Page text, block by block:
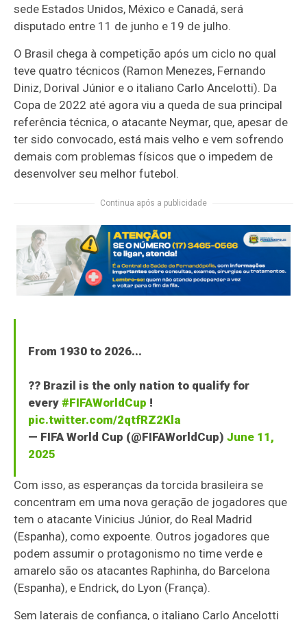
sede Estados Unidos, México e Canadá, será
disputado entre 11 de junho e 19 de julho.
O Brasil chega à competição após um ciclo no qual
teve quatro técnicos (Ramon Menezes, Fernando
Diniz, Dorival Júnior e o italiano Carlo Ancelotti). Da
Copa de 2022 até agora viu a queda de sua principal
referência técnica, o atacante Neymar, que, apesar de
ter sido convocado, está mais velho e vem sofrendo
demais com problemas físicos que o impedem de
desenvolver seu melhor futebol.
Continua após a publicidade
From 1930 to 2026...
?? Brazil is the only nation to qualify for
every #FIFAWorldCup !
pic.twitter.com/2qtfRZ2Kla
— FIFA World Cup (@FIFAWorldCup) June 11,
2025
Com isso, as esperanças da torcida brasileira se
concentram em uma nova geração de jogadores que
tem o atacante Vinicius Júnior, do Real Madrid
(Espanha), como expoente. Outros jogadores que
podem assumir o protagonismo no time verde e
amarelo são os atacantes Raphinha, do Barcelona
(Espanha), e Endrick, do Lyon (França).
Sem laterais de confiança, o italiano Carlo Ancelotti